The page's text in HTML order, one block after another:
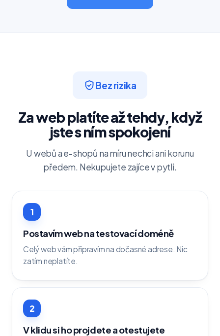
Bez rizika
Za web platíte až tehdy, když
jste s ním spokojení
U webů a e-shopů na míru nechci ani korunu
předem. Nekupujete zajíce v pytli.
1
Postavím web na testovací doméně
Celý web vám připravím na dočasné adrese. Nic
zatím neplatíte.
2
V klidu si ho projdete a otestujete